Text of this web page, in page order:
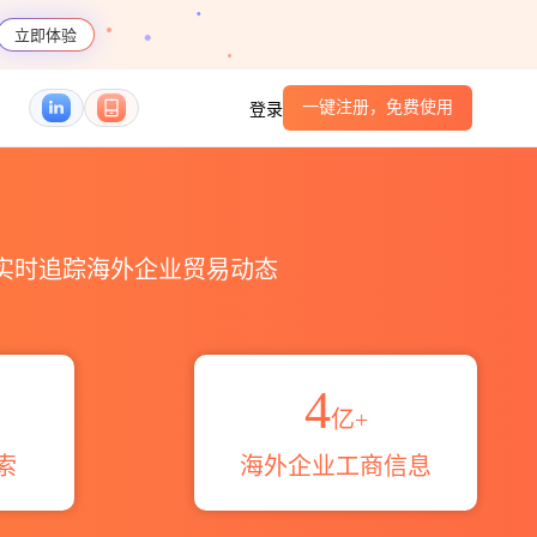
立即体验
登录 一键注册，免费使用
时追踪海外企业贸易动态
4亿+
海外企业工商信息